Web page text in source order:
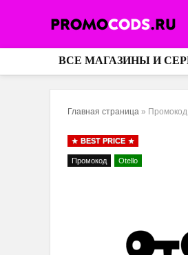
ВСЕ МАГАЗИНЫ И
Главная страница »
BEST PRICE
Промокод Otello